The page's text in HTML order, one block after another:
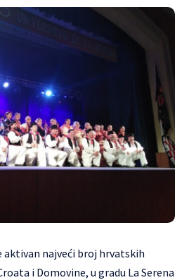
aktivan najveći broj hrvatskih
i Domovine, u gradu La Serena